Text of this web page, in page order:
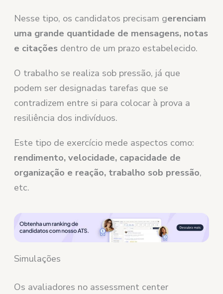
Nesse tipo, os candidatos precisam gerenciam
uma grande quantidade de mensagens, notas
e citações dentro de um prazo estabelecido.
O trabalho se realiza sob pressão, já que
podem ser designadas tarefas que se
contradizem entre si para colocar à prova a
resiliência dos indivíduos.
Este tipo de exercício mede aspectos como:
rendimento, velocidade, capacidade de
organização e reação, trabalho sob pressão,
etc.
Simulações
Os avaliadores no assessment center